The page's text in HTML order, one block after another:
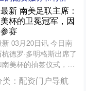
新 南美足联主席：
杯的卫冕冠军，因
赛
03月20日讯 今日南
德罗·多明格斯出席了
美杯的抽签仪式，之
谈到了被取消的欧美
： 配资门户导航